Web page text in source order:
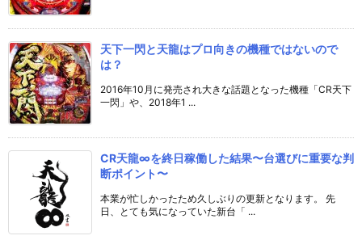
天下一閃と天龍はプロ向きの機種ではないので
は？
2016年10月に発売され大きな話題となった機種「CR天下
一閃」や、2018年1 ...
CR天龍∞を終日稼働した結果〜台選びに重要な判
断ポイント〜
本業が忙しかったため久しぶりの更新となります。 先
日、とても気になっていた新台「 ...